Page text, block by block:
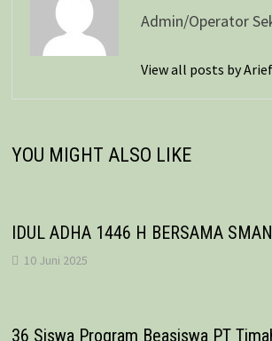
Admin/Operator
View all posts by
YOU MIGHT ALSO LIKE
IDUL ADHA 1446 H BERSAMA
10 Juni 2025
36 Siswa Program Beasiswa PT